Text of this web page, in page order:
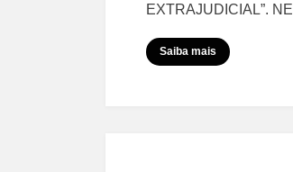
EXTRAJUDICIAL”.
Saiba mais